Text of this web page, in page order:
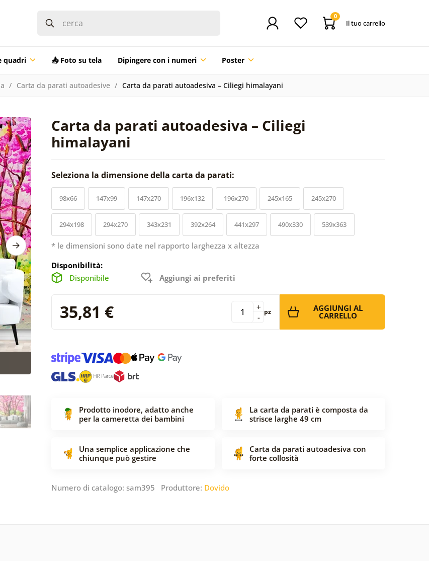
0
Il tuo carrello
quadri 📤 Foto su tela Dipingere con i numeri Poster
Carta da parati autoadesive Carta da parati autoadesiva – Ciliegi himalayani
Carta da parati autoadesiva – Ciliegi
himalayani
Seleziona la dimensione della carta da parati:
98x66 147x99 147x270 196x132 196x270 245x165 245x270
294x198 294x270 343x231 392x264 441x297 490x330 539x363
* le dimensioni sono date nel rapporto larghezza x altezza
Disponibilità:
Disponibile
Aggiungi ai preferiti
35,81 € -
+ pz AGGIUNGI AL
CARRELLO
Prodotto inodore, adatto anche
per la cameretta dei bambini
La carta da parati è composta da
strisce larghe 49 cm
Una semplice applicazione che
chiunque può gestire
Carta da parati autoadesiva con
forte collosità
Numero di catalogo: sam395 Produttore: Dovido